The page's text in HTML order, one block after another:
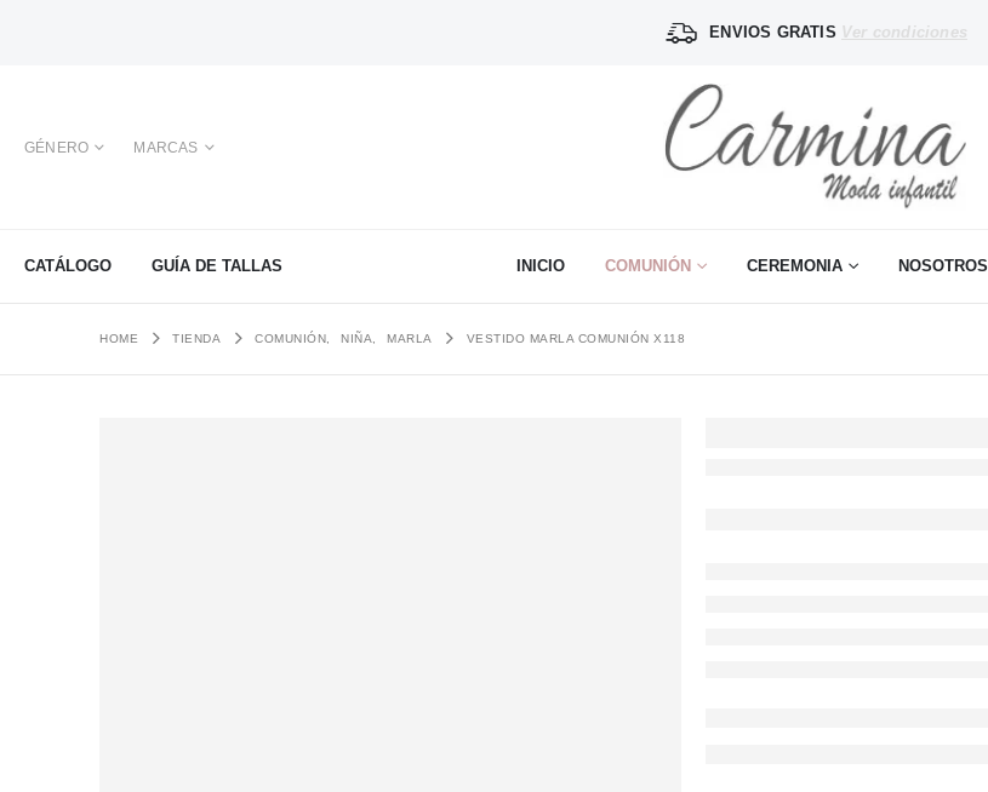
ENVIOS GRATIS Ver condiciones
GÉNERO MARCAS
CATÁLOGO GUÍA DE TALLAS INICIO COMUNIÓN CEREMONIA NOSOTROS
HOME TIENDA COMUNIÓN NIÑA MARLA VESTIDO MARLA COMUNIÓN X118